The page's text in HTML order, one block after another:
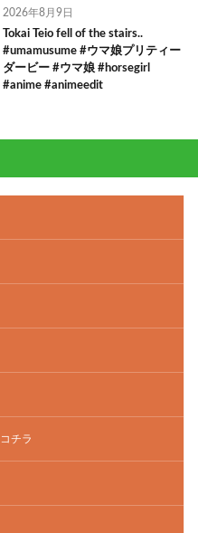
2026年8月9日
Tokai Teio fell of the stairs..
#umamusume #ウマ娘プリティー
ダービー #ウマ娘 #horsegirl
#anime #animeedit
チラ